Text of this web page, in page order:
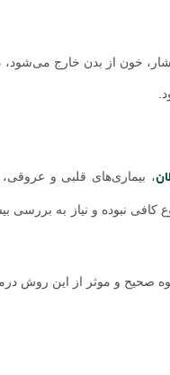
خون از بدن خارج می‌شود،
، بیماری‌های قلبی و عروقی،
نبوده و نیاز به بررسی
صحیح و موثر از این روش